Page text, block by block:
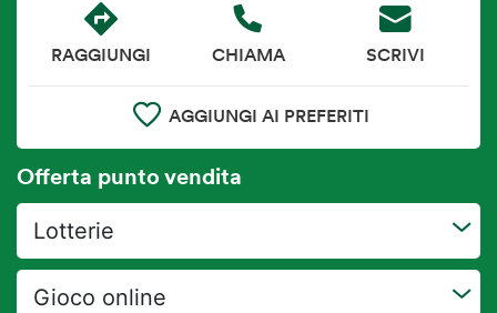
Offerta punto vendita
Lotterie
Gioco online
RAGGIUNGI CHIAMA SCRIVI
AGGIUNGI AI PREFERITI